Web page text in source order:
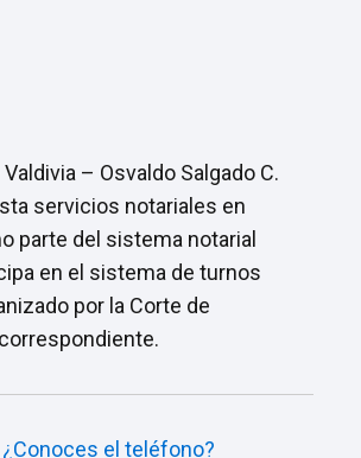
– Osvaldo Salgado C.
servicios notariales en
parte del sistema notarial
en el sistema de turnos
por la Corte de
¿Conoces el teléfono?